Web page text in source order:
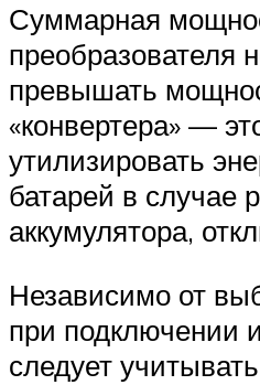
Суммарная
преобразователя
превышать
«конвертера» —
утилизировать
батарей в случае
аккумулятора,
Независимо от
при подключении
следует